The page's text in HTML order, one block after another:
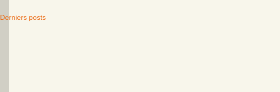
Derniers posts